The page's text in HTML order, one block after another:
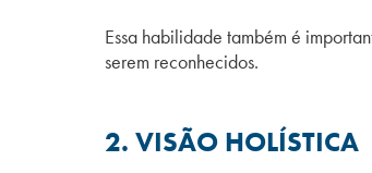
Essa habilidade também é
serem reconhecidos.
2. VISÃO HOLÍSTICA